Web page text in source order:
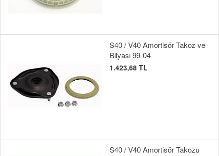
S40 / V40 Amortisör Takoz ve
Bilyası 99-04
1.423,68 TL
S40 / V40 Amortisör Takozu